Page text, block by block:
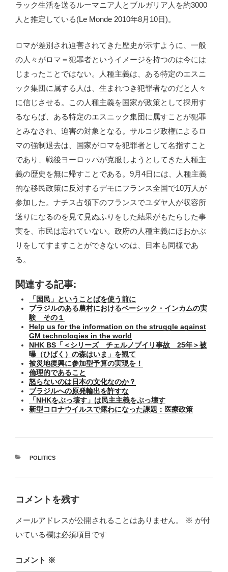
ラック生活を送るルーマニア人とブルガリア人を約3000
人と推定している(Le Monde 2010年8月10日)。
ロマが差別され迫害されてきた歴史が示すように、一般
の人々がロマ＝犯罪者というイメージを持つのは今には
じまったことではない。人種主義は、ある特定のエスニ
ック集団に属する人は、生まれつき犯罪者なのだと人々
に信じさせる。この人種主義を国家が政策として採用す
るならば、ある特定のエスニック集団に属すことが犯罪
とみなされ、迫害の対象となる。サルコジ政権によるロ
マの強制退去は、国家がロマを犯罪者として名指すこと
であり、戦後ヨーロッパが克服しようとしてきた人種主
義の歴史を無に帰すことである。9月4日には、人種主義
的な移民政策に反対するデモにフランス全国で10万人が
参加した。ナチス占領下のフランスでユダヤ人が収容所
送りになるのを見て見ぬふりをした結果がもたらした事
実を、市民は忘れていない。政府の人種主義にほおかぶ
りをしてすますことができないのは、日本も同様であ
る。
関連する記事:
「国民」ということばを使う前に
ブラジルのある農村におけるベーシック・インカムの実
験 その１
Help us for the information on the struggle against
GM technologies in the world
NHK BS「＜シリーズ チェルノブイリ事故 25年＞被
曝（ひばく）の森はいま」を観て
被災地復興に参加型予算の実現を！
倫理的であること
怒らないのは日本の文化なのか？
ブラジルへの原発輸出を許すな
「NHKをぶっ壊す」は民主主義をぶっ壊す
新型コロナウイルスで露わになった課題：医療政策
カ
POLITICS
コメントを残す
メールアドレスが公開されることはありません。 ※ が付
いている欄は必須項目です
コメント ※